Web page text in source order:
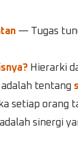
— Tugas
Hierarki
tentang
setiap orang
sinergi